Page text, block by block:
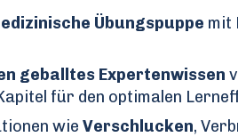
Übungspuppe mit
geballtes Expertenwissen
für den optimalen
wie Verschlucken,